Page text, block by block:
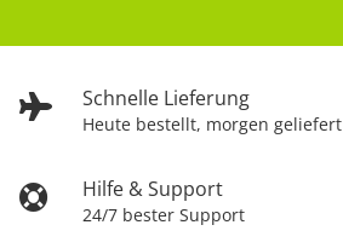
Schnelle Lieferung
Heute bestellt, morgen geliefert
Hilfe & Support
24/7 bester Support